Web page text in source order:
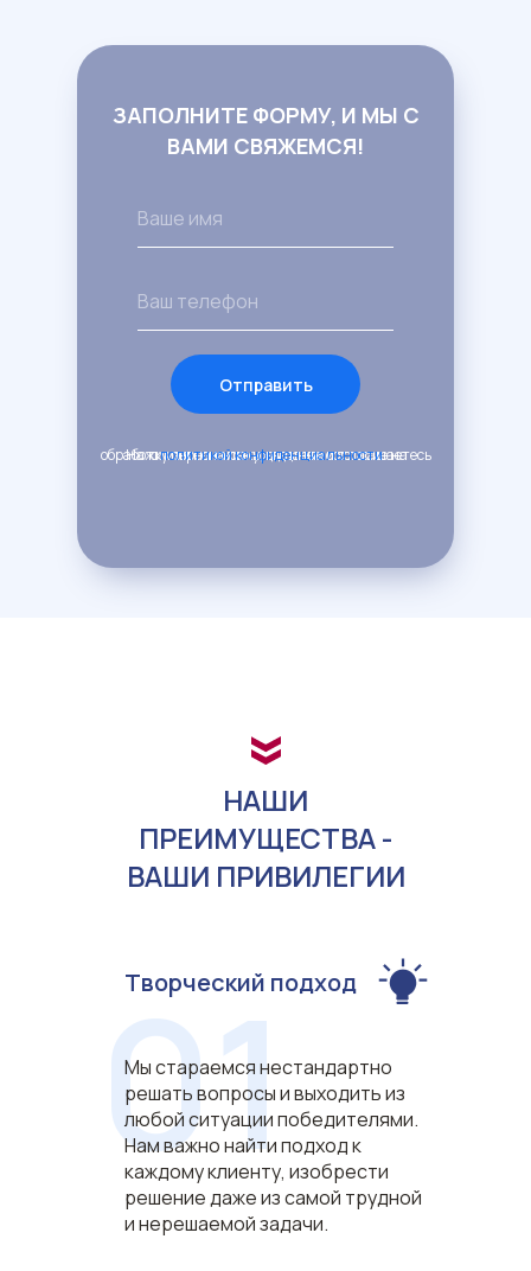
ЗАПОЛНИТЕ ФОРМУ, И МЫ С
ВАМИ СВЯЖЕМСЯ!
Отправить
Нажимая на кнопку, вы даете согласие на обработку персональных данных и соглашаетесь cполитикой конфиденциальности
НАШИ
ПРЕИМУЩЕСТВА -
ВАШИ ПРИВИЛЕГИИ
Творческий подход
01
Мы стараемся нестандартно
решать вопросы и выходить из
любой ситуации победителями.
Нам важно найти подход к
каждому клиенту, изобрести
решение даже из самой трудной
и нерешаемой задачи.